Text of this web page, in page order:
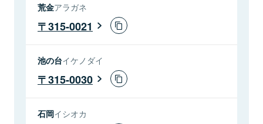
荒金アラガネ
315-0021
池の台イケノダイ
315-0030
石岡イシオカ